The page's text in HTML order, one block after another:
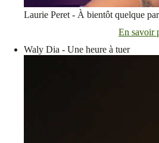
Laurie Peret - À bientôt quelque
En savoir
Waly Dia - Une heure à tuer